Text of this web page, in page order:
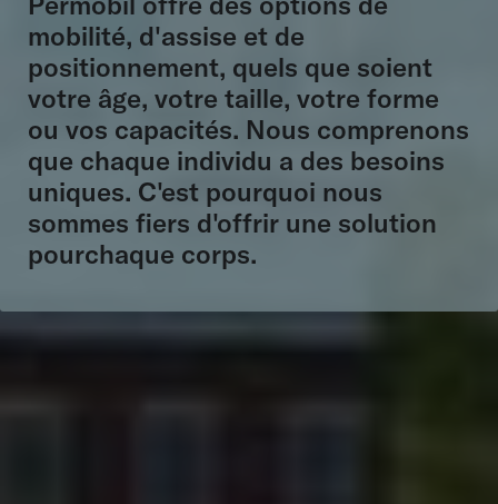
mobilité, d'assise et de
positionnement, quels que soient
votre âge, votre taille, votre forme
ou vos capacités. Nous comprenons
que chaque individu a des besoins
uniques. C'est pourquoi nous
sommes fiers d'offrir une solution
pourchaque corps.